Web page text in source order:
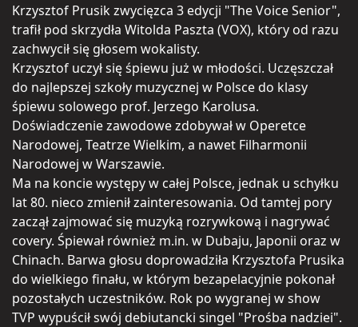
Krzysztof Prusik zwycięzca 3 edycji "The Voice Senior",
trafił pod skrzydła Witolda Paszta (VOX), który od razu
zachwycił się głosem wokalisty.
Krzysztof uczył się śpiewu już w młodości. Uczęszczał
do najlepszej szkoły muzycznej w Polsce do klasy
śpiewu solowego prof. Jerzego Karolusa.
Doświadczenie zawodowe zdobywał w Operetce
Narodowej, Teatrze Wielkim, a nawet Filharmonii
Narodowej w Warszawie.
Ma na koncie występy w całej Polsce, jednak u schyłku
lat 80. nieco zmienił zainteresowania. Od tamtej pory
zaczął zajmować się muzyką rozrywkową i nagrywać
covery. Śpiewał również m.in. w Dubaju, Japonii oraz w
Chinach. Barwa głosu doprowadziła Krzysztofa Prusika
do wielkiego finału, w którym bezapelacyjnie pokonał
pozostałych uczestników. Rok po wygranej w show
TVP wypuścił swój debiutancki singel "Prośba nadziei".